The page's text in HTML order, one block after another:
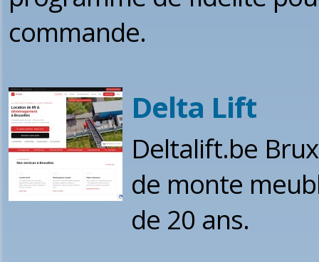
commande.
Delta Lift
Deltalift.be
de monte
de 20 ans.